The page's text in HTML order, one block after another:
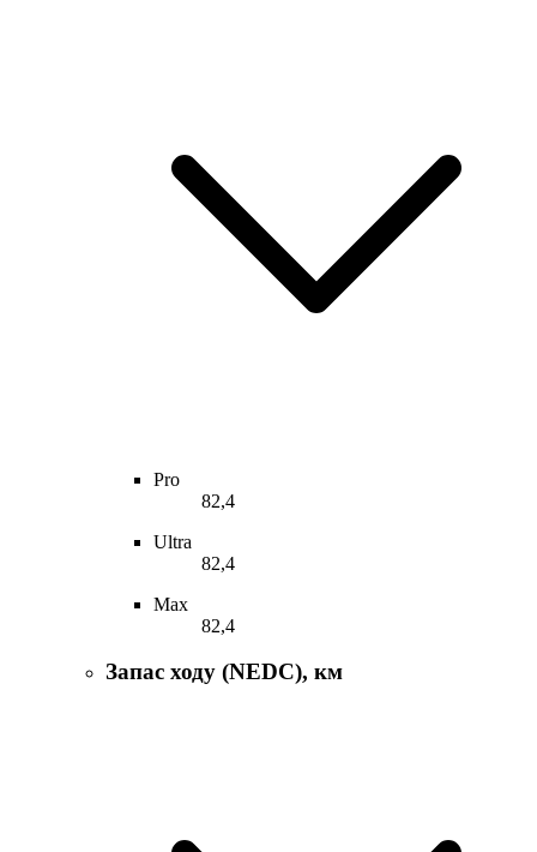
Pro
82,4
Ultra
82,4
Max
82,4
Запас ходу (NEDC), км